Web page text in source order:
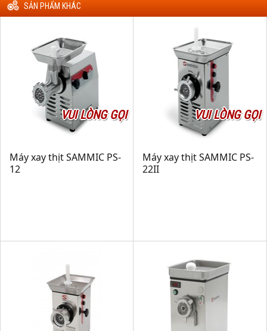
SẢN PHẨM KHÁC
VUI LÒNG GỌI
Máy xay thịt SAMMIC PS-
12
VUI LÒNG GỌI
Máy xay thịt SAMMIC PS-
22II